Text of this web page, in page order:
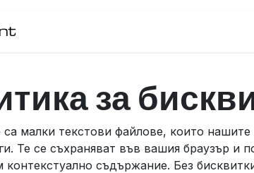
за
са малки текстови файлове, които
Те се съхраняват във вашия браузър
контекстуално съдържание. Без